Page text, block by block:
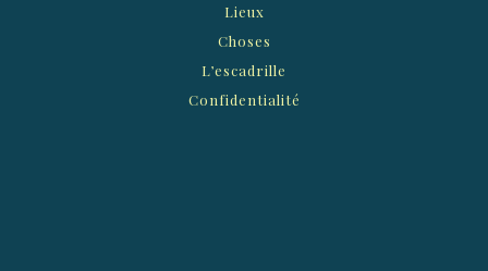
Lieux
Choses
L’escadrille
Confidentialité